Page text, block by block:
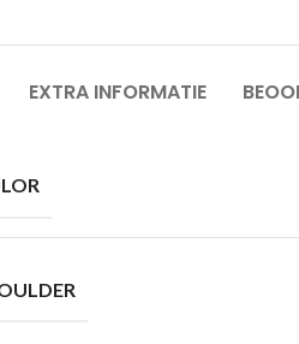
EXTRA INFORMATIE